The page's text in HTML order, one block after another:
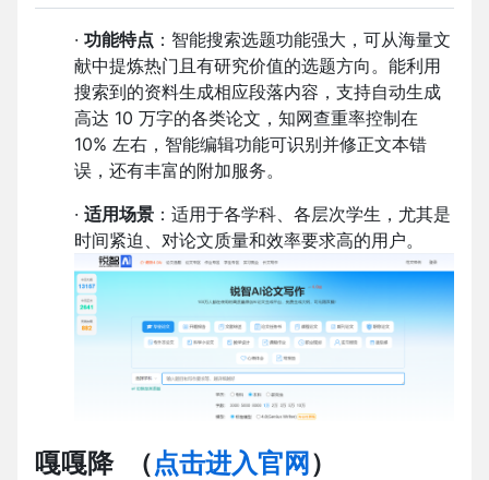
· 功能特点 ：智能搜索选题功能强大，可从海量文
献中提炼热门且有研究价值的选题方向。能利用
搜索到的资料生成相应段落内容，支持自动生成
高达 10 万字的各类论文，知网查重率控制在
10% 左右，智能编辑功能可识别并修正文本错
误，还有丰富的附加服务。
· 适用场景 ：适用于各学科、各层次学生，尤其是
时间紧迫、对论文质量和效率要求高的用户。
嘎嘎降（点击进入官网 ）